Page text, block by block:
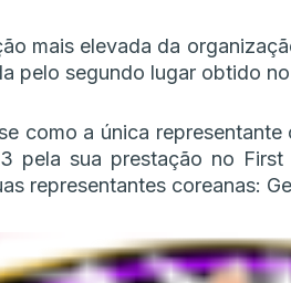
mais elevada da
pelo segundo lugar obtido
como a única
pela sua prestação no First
representantes coreanas: